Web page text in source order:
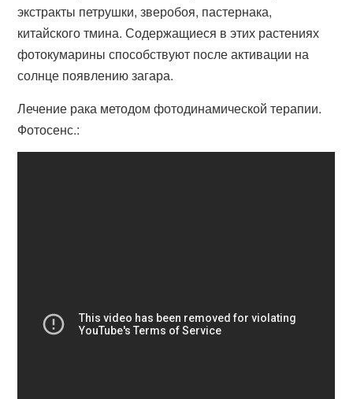
экстракты петрушки, зверобоя, пастернака,
китайского тмина. Содержащиеся в этих растениях
фотокумарины способствуют после активации на
солнце появлению загара.
Лечение рака методом фотодинамической терапии.
Фотосенс.: